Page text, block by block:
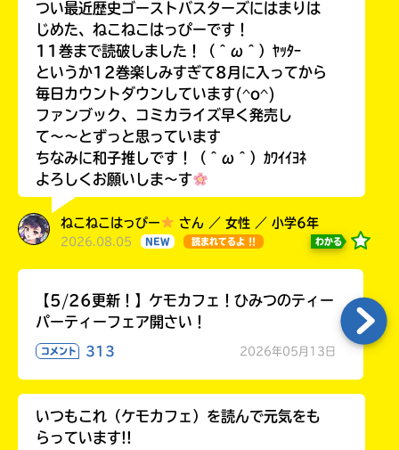
つい最近歴史ゴーストバスターズにはまりは
じめた、ねこねこはっぴーです！
11巻まで読破しました！（＾ω＾）ﾔｯﾀｰ
というか12巻楽しみすぎて8月に入ってから
毎日カウントダウンしています(^o^)
ファンブック、コミカライズ早く発売し
て〜〜とずっと思っています
ちなみに和子推しです！（＾ω＾）ｶﾜｲｲﾖﾈ
よろしくお願いしま〜す
ねこねこはっぴー さん ／ 女性 ／ 小学6年
2026.08.05 NEW 読まれてるよ !! わかる
【5/26更新！】ケモカフェ！ひみつのティー
パーティーフェア開さい！
コメント 313 2026年05月13日
いつもこれ（ケモカフェ）を読んで元気をも
らっています!!